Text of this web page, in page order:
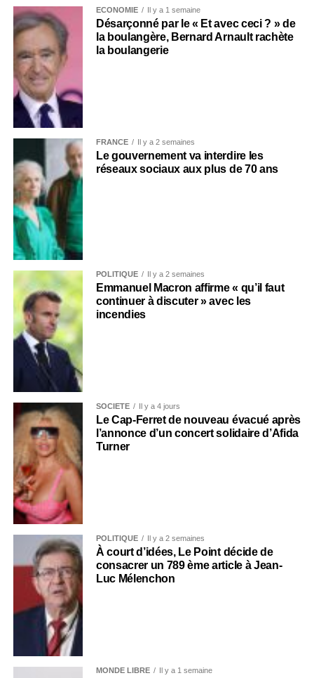
ECONOMIE Il y a 1 semaine
Désarçonné par le « Et avec ceci ? » de
la boulangère, Bernard Arnault rachète
la boulangerie
FRANCE Il y a 2 semaines
Le gouvernement va interdire les
réseaux sociaux aux plus de 70 ans
POLITIQUE Il y a 2 semaines
Emmanuel Macron affirme « qu’il faut
continuer à discuter » avec les
incendies
SOCIÉTÉ Il y a 4 jours
Le Cap-Ferret de nouveau évacué après
l’annonce d’un concert solidaire d’Afida
Turner
POLITIQUE Il y a 2 semaines
À court d’idées, Le Point décide de
consacrer un 789 ème article à Jean-
Luc Mélenchon
MONDE LIBRE Il y a 1 semaine